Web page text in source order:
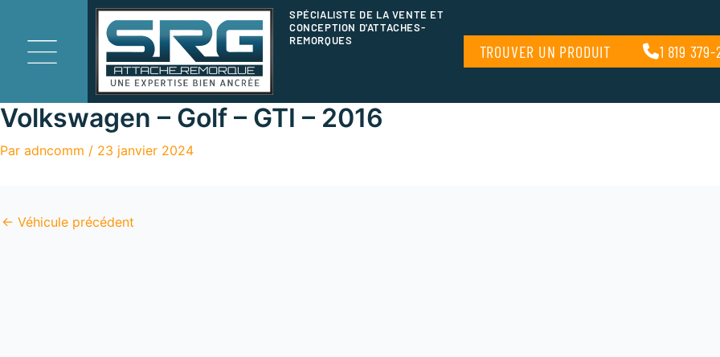
contenu
SPÉCIALISTE DE LA VENTE ET
CONCEPTION D'ATTACHES-
REMORQUES
TROUVER UN PRODUIT 1 819 379-
Volkswagen – Golf – GTI – 2016
Par adncomm / 23 janvier 2024
← Véhicule précédent